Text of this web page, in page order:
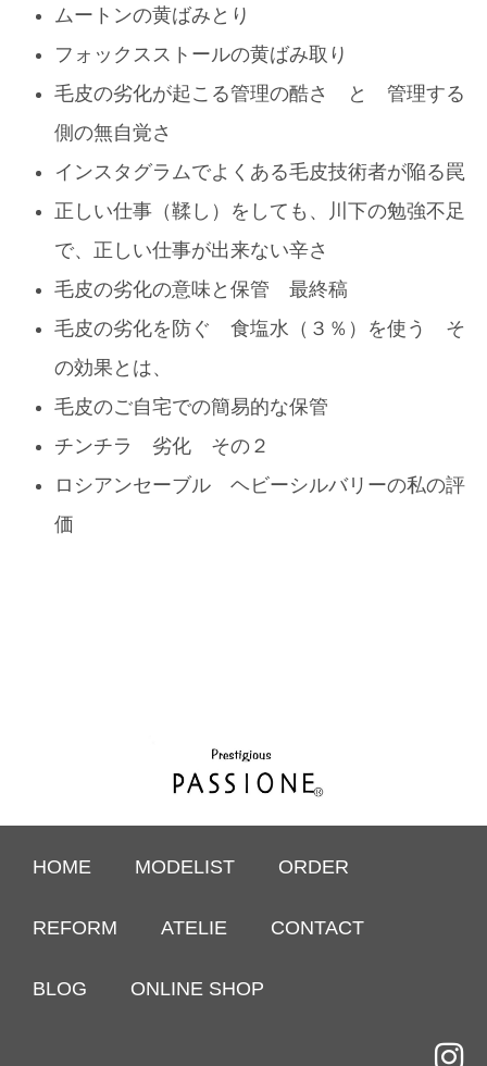
ムートンの黄ばみとり
フォックスストールの黄ばみ取り
毛皮の劣化が起こる管理の酷さ と 管理する
側の無自覚さ
インスタグラムでよくある毛皮技術者が陥る罠
正しい仕事（鞣し）をしても、川下の勉強不足
で、正しい仕事が出来ない辛さ
毛皮の劣化の意味と保管 最終稿
毛皮の劣化を防ぐ 食塩水（３％）を使う そ
の効果とは、
毛皮のご自宅での簡易的な保管
チンチラ 劣化 その２
ロシアンセーブル ヘビーシルバリーの私の評
価
HOME MODELIST ORDER
REFORM ATELIE CONTACT
BLOG ONLINE SHOP